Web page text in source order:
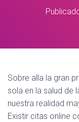
Sobre alla la gran
sola en la salud de
nuestra realidad
Existir citas online